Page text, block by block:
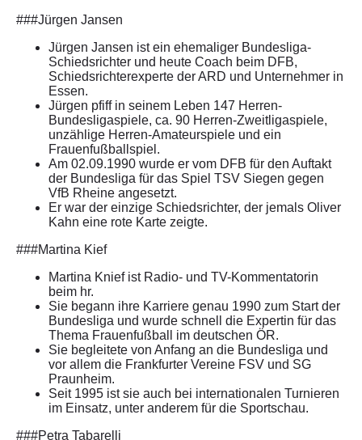
###Jürgen Jansen
Jürgen Jansen ist ein ehemaliger Bundesliga-
Schiedsrichter und heute Coach beim DFB,
Schiedsrichterexperte der ARD und Unternehmer in
Essen.
Jürgen pfiff in seinem Leben 147 Herren-
Bundesligaspiele, ca. 90 Herren-Zweitligaspiele,
unzählige Herren-Amateurspiele und ein
Frauenfußballspiel.
Am 02.09.1990 wurde er vom DFB für den Auftakt
der Bundesliga für das Spiel TSV Siegen gegen
VfB Rheine angesetzt.
Er war der einzige Schiedsrichter, der jemals Oliver
Kahn eine rote Karte zeigte.
###Martina Kief
Martina Knief ist Radio- und TV-Kommentatorin
beim hr.
Sie begann ihre Karriere genau 1990 zum Start der
Bundesliga und wurde schnell die Expertin für das
Thema Frauenfußball im deutschen ÖR.
Sie begleitete von Anfang an die Bundesliga und
vor allem die Frankfurter Vereine FSV und SG
Praunheim.
Seit 1995 ist sie auch bei internationalen Turnieren
im Einsatz, unter anderem für die Sportschau.
###Petra Tabarelli